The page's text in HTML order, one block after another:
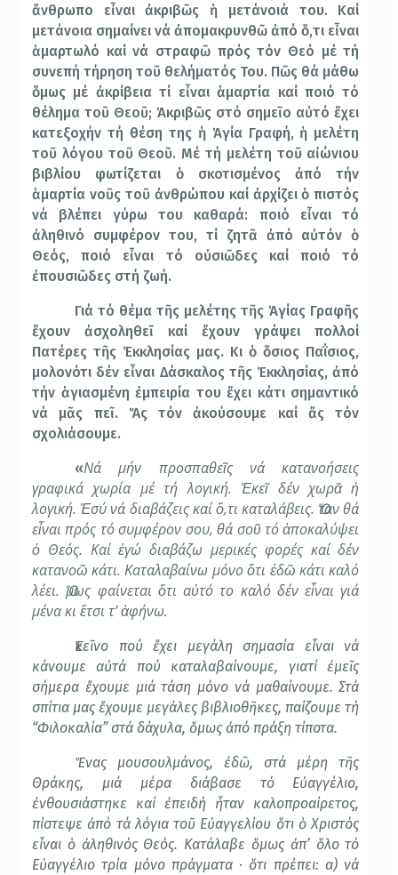
ἄνθρωπο εἶναι ἀκριβῶς ἡ μετάνοιά του. Καί
μετάνοια σημαίνει νά ἀπομακρυνθῶ ἀπό ὅ,τι εἶναι
ἁμαρτωλό καί νά στραφῶ πρός τόν Θεό μέ τή
συνεπή τήρηση τοῦ θελήματός Του. Πῶς θά μάθω
ὅμως μέ ἀκρίβεια τί εἶναι ἁμαρτία καί ποιό τό
θέλημα τοῦ Θεοῦ; Ἀκριβῶς στό σημεῖο αὐτό ἔχει
κατεξοχήν τή θέση της ἡ Ἁγία Γραφή, ἡ μελέτη
τοῦ λόγου τοῦ Θεοῦ. Μέ τή μελέτη τοῦ αἰώνιου
βιβλίου φωτίζεται ὁ σκοτισμένος ἀπό τήν
ἁμαρτία νοῦς τοῦ ἀνθρώπου καί ἀρχίζει ὁ πιστός
νά βλέπει γύρω του καθαρά: ποιό εἶναι τό
ἀληθινό συμφέρον του, τί ζητᾶ ἀπό αὐτόν ὁ
Θεός, ποιό εἶναι τό οὐσιῶδες καί ποιό τό
ἐπουσιῶδες στή ζωή.
Γιά τό θέμα τῆς μελέτης τῆς Ἁγίας Γραφῆς
ἔχουν ἀσχοληθεῖ καί ἔχουν γράψει πολλοί
Πατέρες τῆς Ἐκκλησίας μας. Κι ὁ ὅσιος Παΐσιος,
μολονότι δέν εἶναι Δάσκαλος τῆς Ἐκκλησίας, ἀπό
τήν ἁγιασμένη ἐμπειρία του ἔχει κάτι σημαντικό
νά μᾶς πεῖ. Ἄς τόν ἀκούσουμε καί ἄς τόν
σχολιάσουμε.
«Νά μήν προσπαθεῖς νά κατανοήσεις
γραφικά χωρία μέ τή λογική. Ἐκεῖ δέν χωρᾶ ἡ
λογική. Ἐσύ νά διαβάζεις καί ὅ,τι καταλάβεις. Ὅταν θά
εἶναι πρός τό συμφέρον σου, θά σοῦ τό ἀποκαλύψει
ὁ Θεός. Καί ἐγώ διαβάζω μερικές φορές καί δέν
κατανοῶ κάτι. Καταλαβαίνω μόνο ὅτι ἐδῶ κάτι καλό
λέει. Ὅμως φαίνεται ὅτι αὐτό το καλό δέν εἶναι γιά
μένα κι ἔτσι τ’ ἀφήνω.
Ἐκεῖνο πού ἔχει μεγάλη σημασία εἶναι νά
κάνουμε αὐτά πού καταλαβαίνουμε, γιατί ἐμεῖς
σήμερα ἔχουμε μιά τάση μόνο νά μαθαίνουμε. Στά
σπίτια μας ἔχουμε μεγάλες βιβλιοθῆκες, παίζουμε τή
“Φιλοκαλία” στά δάχυλα, ὅμως ἀπό πράξη τίποτα.
Ἕνας μουσουλμάνος, ἐδῶ, στά μέρη τῆς
Θράκης, μιά μέρα διάβασε τό Εὐαγγέλιο,
ἐνθουσιάστηκε καί ἐπειδή ἦταν καλοπροαίρετος,
πίστεψε ἀπό τά λόγια τοῦ Εὐαγγελίου ὅτι ὁ Χριστός
εἶναι ὁ ἀληθινός Θεός. Κατάλαβε ὅμως ἀπ’ ὅλο τό
Εὐαγγέλιο τρία μόνο πράγματα · ὅτι πρέπει: α) νά